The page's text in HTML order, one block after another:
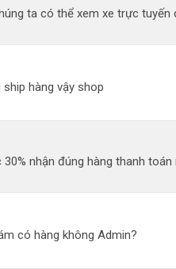
ta có thể xem xe trực
hàng vậy shop
nhận đúng hàng thanh toán
có hàng không Admin?